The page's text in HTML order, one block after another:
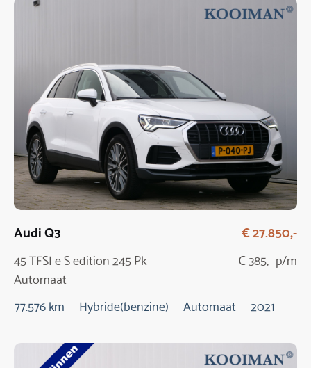
Audi Q3
45 TFSI e S edition 245 Pk
Automaat
€ 27.850,-
€ 385,- p/m
77.576 km Hybride(benzine) Automaat 2021